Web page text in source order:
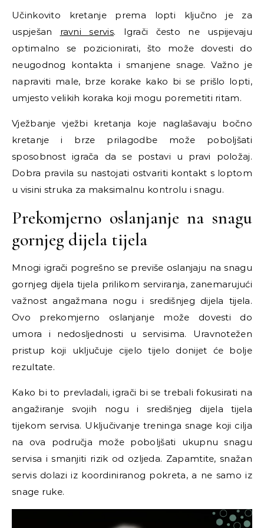
Učinkovito kretanje prema lopti ključno je za
uspješan ravni servis. Igrači često ne uspijevaju
optimalno se pozicionirati, što može dovesti do
neugodnog kontakta i smanjene snage. Važno je
napraviti male, brze korake kako bi se prišlo lopti,
umjesto velikih koraka koji mogu poremetiti ritam.
Vježbanje vježbi kretanja koje naglašavaju bočno
kretanje i brze prilagodbe može poboljšati
sposobnost igrača da se postavi u pravi položaj.
Dobra pravila su nastojati ostvariti kontakt s loptom
u visini struka za maksimalnu kontrolu i snagu.
Prekomjerno oslanjanje na snagu
gornjeg dijela tijela
Mnogi igrači pogrešno se previše oslanjaju na snagu
gornjeg dijela tijela prilikom serviranja, zanemarujući
važnost angažmana nogu i središnjeg dijela tijela.
Ovo prekomjerno oslanjanje može dovesti do
umora i nedosljednosti u servisima. Uravnotežen
pristup koji uključuje cijelo tijelo donijet će bolje
rezultate.
Kako bi to prevladali, igrači bi se trebali fokusirati na
angažiranje svojih nogu i središnjeg dijela tijela
tijekom servisa. Uključivanje treninga snage koji cilja
na ova područja može poboljšati ukupnu snagu
servisa i smanjiti rizik od ozljeda. Zapamtite, snažan
servis dolazi iz koordiniranog pokreta, a ne samo iz
snage ruke.